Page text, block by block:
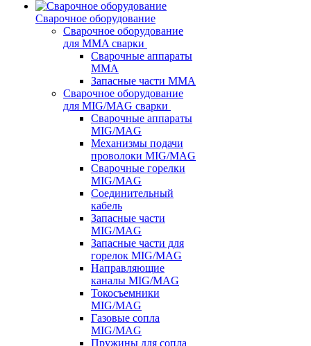
Сварочное оборудование
Сварочное оборудование
для MMA сварки
Сварочные аппараты
MMA
Запасные части MMA
Сварочное оборудование
для MIG/MAG сварки
Сварочные аппараты
MIG/MAG
Механизмы подачи
проволоки MIG/MAG
Сварочные горелки
MIG/MAG
Соединительный
кабель
Запасные части
MIG/MAG
Запасные части для
горелок MIG/MAG
Направляющие
каналы MIG/MAG
Токосъемники
MIG/MAG
Газовые сопла
MIG/MAG
Пружины для сопла